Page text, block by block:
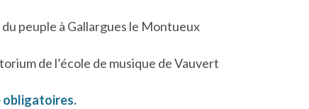
du peuple à Gallargues le Montueux
de l’école de musique de Vauvert
obligatoires.